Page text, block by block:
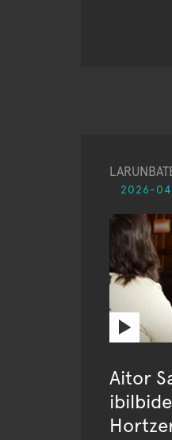
2026-
Aitor